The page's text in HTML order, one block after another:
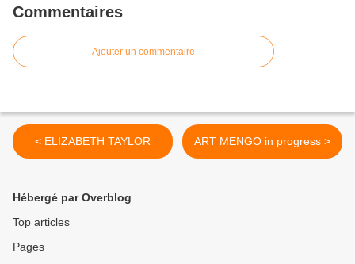
Commentaires
Ajouter un commentaire
< ELIZABETH TAYLOR ART MENGO in progress >
Hébergé par Overblog
Top articles
Pages